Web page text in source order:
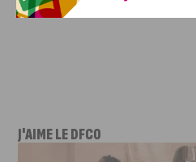
J'AIME LE DFCO